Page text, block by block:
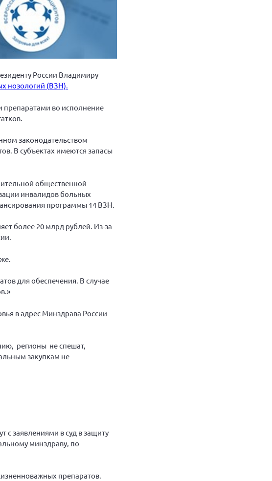
России Владимиру
нозологий (ВЗН).
препаратами во исполнение
законодательством
В субъектах имеются запасы
общественной
инвалидов больных
программы 14 ВЗН.
более 20 млрд рублей. Из-за
для обеспечения. В случае
в адрес Минздрава России
регионы не спешат,
закупкам не
с заявлениями в суд в защиту
минздраву, по
препаратов.